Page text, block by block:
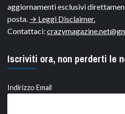
aggiornamenti esclusivi
posta. → Leggi Disclaimer.
Contattaci:
Iscriviti ora, non perderti le
Indirizzo Email